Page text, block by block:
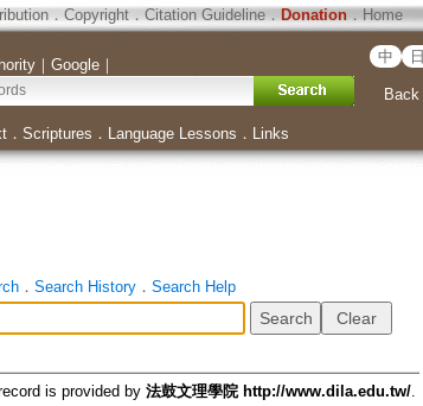
．Copyright．Citation Guideline． Donation．Home
｜ Google｜ 中 日
Back
． Scriptures ． Language Lessons ． Links
． Search History． Search Help
is provided by 法鼓文理學院 http://www.dila.edu.tw/.